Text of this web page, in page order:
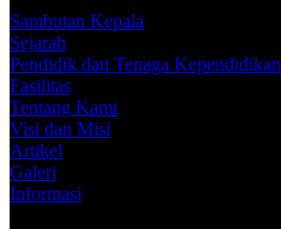
Sambutan Kepala
Sejarah
Pendidik dan Tenaga Kependidikan
Fasilitas
Tentang Kami
Visi dan Misi
Artikel
Galeri
Informasi